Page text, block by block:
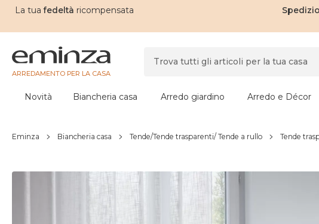
La tua fedeltà ricompensata
ARREDAMENTO PER LA CASA
Novità Biancheria casa Arredo giardino Arredo e Décor
Eminza Biancheria casa Tende/Tende trasparenti/ Tende a rullo Tende